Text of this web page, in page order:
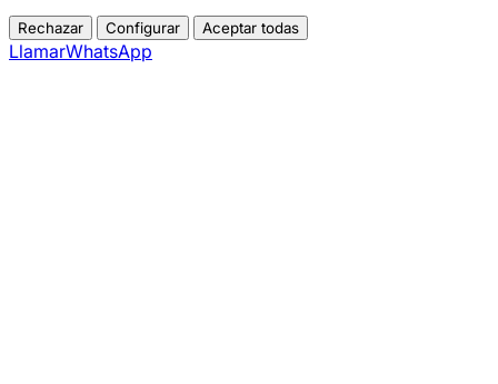
Rechazar Configurar Aceptar todas
LlamarWhatsApp